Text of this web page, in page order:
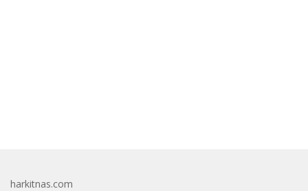
harkitnas.com